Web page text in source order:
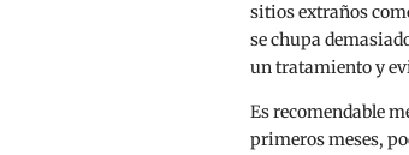
sitios extraños
se chupa
un tratamiento y
Es recomendable
primeros meses,